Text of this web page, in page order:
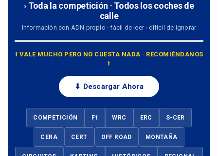
› Toda la competición · Todos los coches de
calle
Información con ADN propio · fácil de leer · difícil de ignorar
⭡ VALE MUCHO PERO NO CUESTA NADA · RECOMIÉNDANOS
⭡
⬇ Descargar Ahora
COMPETICIÓN F1 WRC ERC S-CER
CERA CERT OFF ROAD MONTAÑA